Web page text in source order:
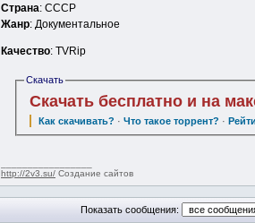
Страна: СССР
Жанр: Документальное
Качество: TVRip
Скачать
Скачать бесплатно и на
Как скачивать? ·Что такое торрент? ·
http://2v3.su/ Создание сайтов
Показать сообщения: